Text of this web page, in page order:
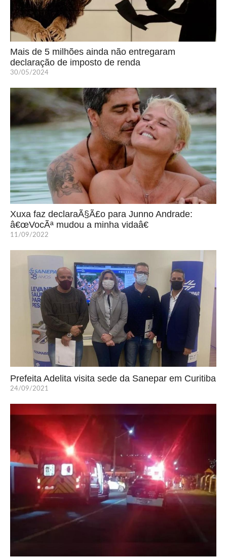
Mais de 5 milhões ainda não entregaram
declaração de imposto de renda
30/05/2024
Xuxa faz declaraÃ§Ã£o para Junno Andrade:
â€œVocÃª mudou a minha vidaâ€
11/09/2022
Prefeita Adelita visita sede da Sanepar em Curitiba
24/09/2021